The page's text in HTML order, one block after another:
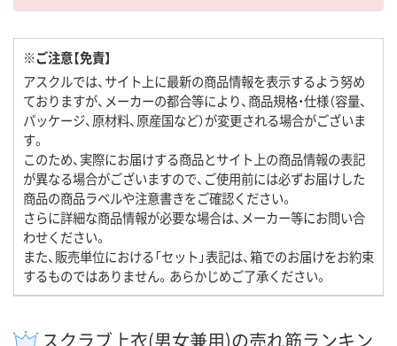
※ご注意【免責】
アスクルでは、サイト上に最新の商品情報を表示するよう努め
ておりますが、メーカーの都合等により、商品規格・仕様（容量、
パッケージ、原材料、原産国など）が変更される場合がございま
す。
このため、実際にお届けする商品とサイト上の商品情報の表記
が異なる場合がございますので、ご使用前には必ずお届けした
商品の商品ラベルや注意書きをご確認ください。
さらに詳細な商品情報が必要な場合は、メーカー等にお問い合
わせください。
また、販売単位における「セット」表記は、箱でのお届けをお約束
するものではありません。あらかじめご了承ください。
スクラブ上衣(男女兼用)の売れ筋ランキン